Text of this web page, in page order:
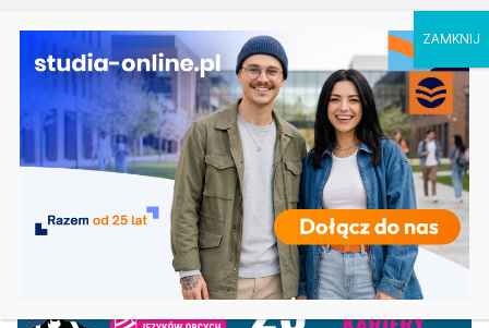
Ostatnie wpisy: Geografia w Gdańsku
Ratownictwo medyczne w Olsztynie
Logistyka w Koszalinie
Informatyka w Nysie
Filozofia w Szczecinie